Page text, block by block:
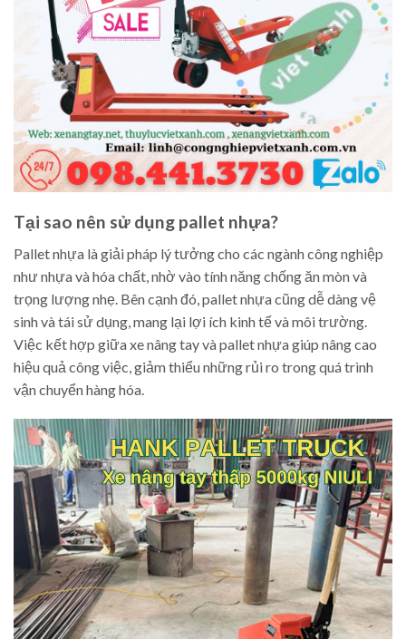
Tại sao nên sử dụng pallet nhựa?
Pallet nhựa là giải pháp lý tưởng cho các ngành công nghiệp
như nhựa và hóa chất, nhờ vào tính năng chống ăn mòn và
trọng lượng nhẹ. Bên cạnh đó, pallet nhựa cũng dễ dàng vệ
sinh và tái sử dụng, mang lại lợi ích kinh tế và môi trường.
Việc kết hợp giữa xe nâng tay và pallet nhựa giúp nâng cao
hiệu quả công việc, giảm thiểu những rủi ro trong quá trình
vận chuyển hàng hóa.